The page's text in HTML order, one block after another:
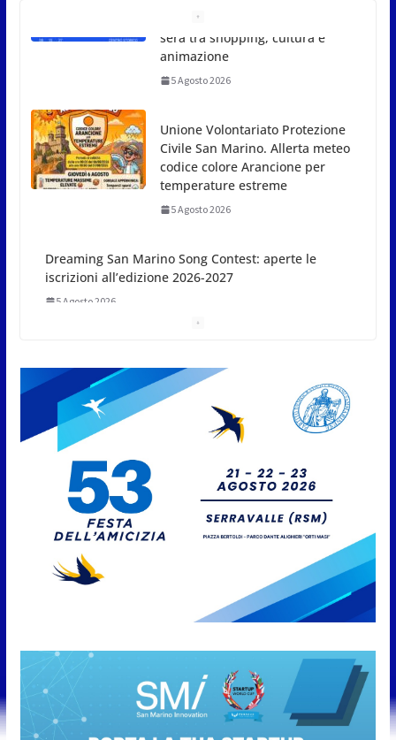
Unione Volontariato Protezione
Civile San Marino. Allerta meteo
5 Agosto 2026
Dreaming San Marino Song
Contest: aperte le iscrizioni
Compak: Renato Ragini vince il titolo sammarinese,
Pesca sportiva, tre prove di
campionato tra acque dolci e di
San Marino. Il 6 agosto è ancora
Giovedì in Centro. Il Centro
storico torna protagonista di
sera tra shopping, cultura e